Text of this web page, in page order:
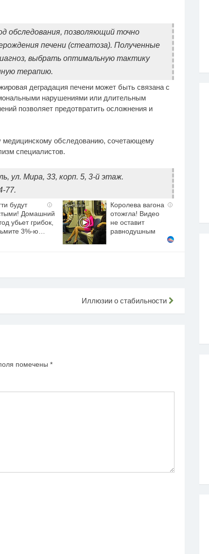
обследования, позволяющий точно
печени (стеатоза). Полученные
выбрать оптимальную тактику
терапию.
деградация печени может быть связана с
нарушениями или длительным
позволяет предотвратить осложнения и
медицинскому обследованию, сочетающему
специалистов.
ул. Мира, 33, корп. 5, 3-й этаж.
77.
i
будут
Домашний
убьет грибок,
3%-ю…
i
Королева вагона
отожгла! Видео
не оставит
равнодушным
Иллюзии о стабильности
помечены *